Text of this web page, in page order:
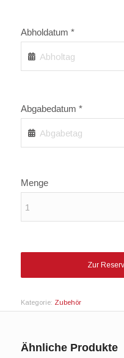
Abholdatum *
Abgabedatum *
Menge
Zur
Kategorie: Zubehör
Ähnliche Produkte